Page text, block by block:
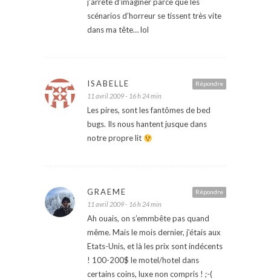
j’arrête d’imaginer parce que les
scénarios d’horreur se tissent très vite
dans ma tête… lol
Répondre
ISABELLE
11 avril 2009 - 16 h 24 min
Les pires, sont les fantômes de bed
bugs. Ils nous hantent jusque dans
notre propre lit
Répondre
GRAEME
11 avril 2009 - 16 h 24 min
Ah ouais, on s’emmbête pas quand
même. Mais le mois dernier, j’étais aux
Etats-Unis, et là les prix sont indécents
! 100-200$ le motel/hotel dans
certains coins, luxe non compris ! ;-(